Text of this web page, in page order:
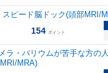
スピード脳ドック(頭部MRI/
154 ポイント
ラ・バリウムが苦手な方の
MRA)